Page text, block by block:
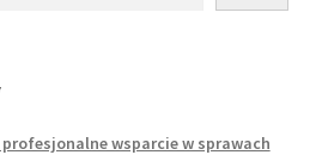
wsparcie w sprawach